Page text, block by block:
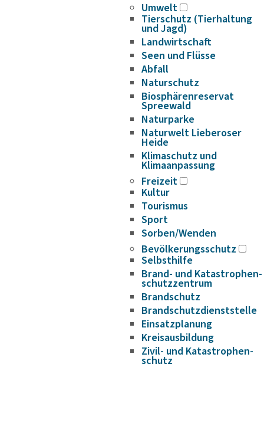
Umwelt
Tierschutz (Tierhaltung
und Jagd)
Landwirtschaft
Seen und Flüsse
Abfall
Naturschutz
Biosphärenreservat
Spreewald
Naturparke
Naturwelt Lieberoser
Heide
Klimaschutz und
Klimaanpassung
Freizeit
Kultur
Tourismus
Sport
Sorben/Wenden
Bevöl­ke­rungs­schutz
Selbst­hilfe
Brand- und Kata­s­tro­­phen­­
schutz­­zen­trum
Brand­schutz
Brand­schutz­dienst­stelle
Einsatz­pla­nung
Kreis­aus­­bil­­dung
Zivil- und Kata­s­tro­­phen­­
schutz